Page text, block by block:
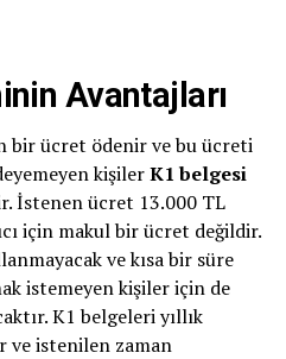
Avantajları
bir ücret ödenir ve bu ücreti
kişilerK1 belgesi
İstenen ücret 13.000 TL
için makul bir ücret değildir.
ve kısa bir süre
istemeyen kişiler için de
K1 belgeleri yıllık
ve istenilen zaman